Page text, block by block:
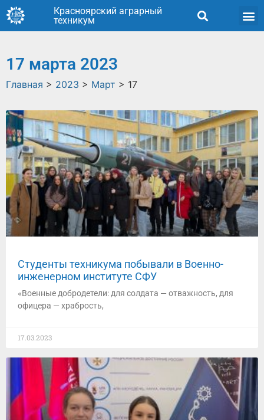
Красноярский аграрный
техникум
17 марта 2023
Главная > 2023 > Март > 17
Студенты техникума побывали в Военно-
инженерном институте СФУ
«Военные добродетели: для солдата — отважность, для
офицера — храбрость,
17.03.2023